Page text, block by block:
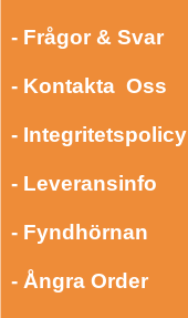
- Frågor & Svar
- Kontakta Oss
- Integritetspolicy
- Leveransinfo
- Fyndhörnan
- Ångra Order